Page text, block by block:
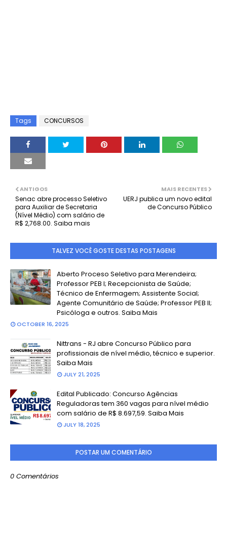
Tags CONCURSOS
MAIS RECENTES
UERJ publica um novo edital
de Concurso Público
ANTIGOS
Senac abre processo Seletivo
para Auxiliar de Secretaria
(Nível Médio) com salário de
R$ 2,768.00. Saiba mais
TALVEZ VOCÊ GOSTE DESTAS POSTAGENS
Aberto Proceso Seletivo para Merendeira;
Professor PEB I; Recepcionista de Saúde;
Técnico de Enfermagem; Assistente Social;
Agente Comunitário de Saúde; Professor PEB II;
Psicóloga e outros. Saiba Mais
OCTOBER 16, 2025
Nittrans - RJ abre Concurso Público para
profissionais de nível médio, técnico e superior.
Saiba Mais
JULY 21, 2025
Edital Publicado: Concurso Agências
Reguladoras tem 360 vagas para nível médio
com salário de R$ 8.697,59. Saiba Mais
JULY 18, 2025
POSTAR UM COMENTÁRIO
0 Comentários